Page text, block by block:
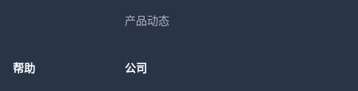
产品动态
帮助 公司